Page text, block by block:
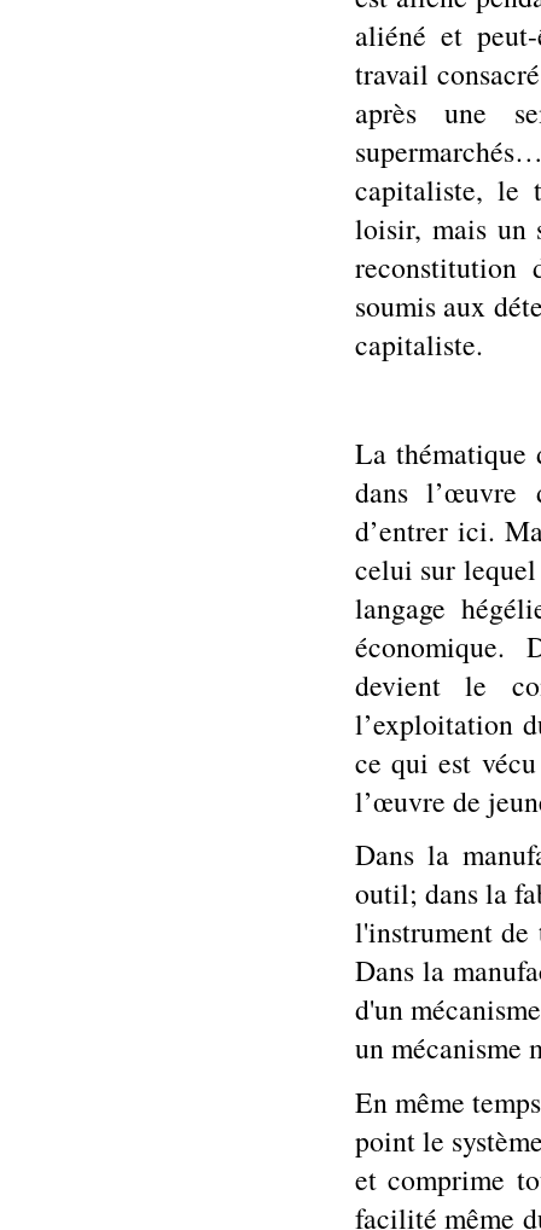
aliéné et
travail
après une
capitaliste, le
loisir, mais un
soumis aux
capitaliste.
La thématique
dans l’œuvre
d’entrer ici.
celui sur
langage
économique.
devient le
l’exploitation
ce qui est
l’œuvre de
Dans la
outil; dans la
l'instrument
Dans la
d'un
un mécanisme
En même
point le
et comprime
facilité même